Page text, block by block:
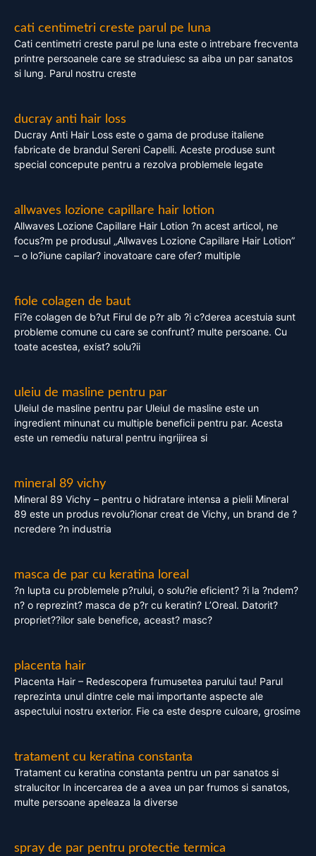
cati centimetri creste parul pe luna
Cati centimetri creste parul pe luna este o intrebare frecventa
printre persoanele care se straduiesc sa aiba un par sanatos
si lung. Parul nostru creste
ducray anti hair loss
Ducray Anti Hair Loss este o gama de produse italiene
fabricate de brandul Sereni Capelli. Aceste produse sunt
special concepute pentru a rezolva problemele legate
allwaves lozione capillare hair lotion
Allwaves Lozione Capillare Hair Lotion ?n acest articol, ne
focus?m pe produsul „Allwaves Lozione Capillare Hair Lotion”
– o lo?iune capilar? inovatoare care ofer? multiple
fiole colagen de baut
Fi?e colagen de b?ut Firul de p?r alb ?i c?derea acestuia sunt
probleme comune cu care se confrunt? multe persoane. Cu
toate acestea, exist? solu?ii
uleiu de masline pentru par
Uleiul de masline pentru par Uleiul de masline este un
ingredient minunat cu multiple beneficii pentru par. Acesta
este un remediu natural pentru ingrijirea si
mineral 89 vichy
Mineral 89 Vichy – pentru o hidratare intensa a pielii Mineral
89 este un produs revolu?ionar creat de Vichy, un brand de ?
ncredere ?n industria
masca de par cu keratina loreal
?n lupta cu problemele p?rului, o solu?ie eficient? ?i la ?ndem?
n? o reprezint? masca de p?r cu keratin? L’Oreal. Datorit?
propriet??ilor sale benefice, aceast? masc?
placenta hair
Placenta Hair – Redescopera frumusetea parului tau! Parul
reprezinta unul dintre cele mai importante aspecte ale
aspectului nostru exterior. Fie ca este despre culoare, grosime
tratament cu keratina constanta
Tratament cu keratina constanta pentru un par sanatos si
stralucitor In incercarea de a avea un par frumos si sanatos,
multe persoane apeleaza la diverse
spray de par pentru protectie termica